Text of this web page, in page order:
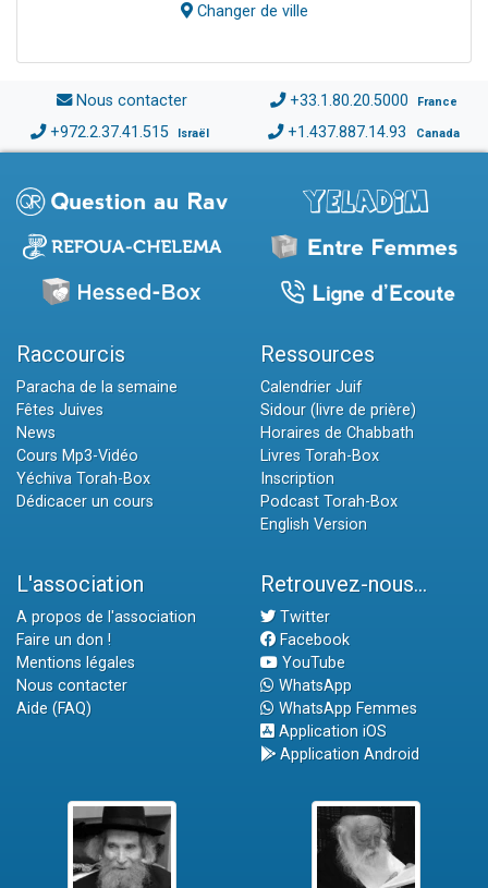
Changer de ville
Nous contacter +33.1.80.20.5000 France
+972.2.37.41.515 Israël +1.437.887.14.93 Canada
Raccourcis
Paracha de la semaine
Fêtes Juives
News
Cours Mp3-Vidéo
Yéchiva Torah-Box
Dédicacer un cours
Ressources
Calendrier Juif
Sidour (livre de prière)
Horaires de Chabbath
Livres Torah-Box
Inscription
Podcast Torah-Box
English Version
L'association
A propos de l'association
Faire un don !
Mentions légales
Nous contacter
Aide (FAQ)
Retrouvez-nous...
Twitter
Facebook
YouTube
WhatsApp
WhatsApp Femmes
Application iOS
Application Android